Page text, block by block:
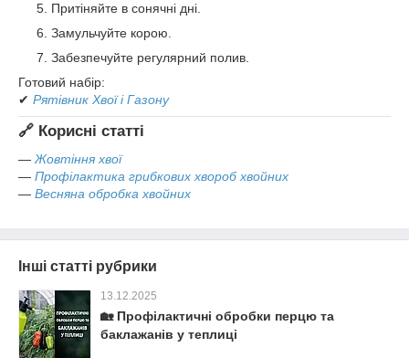
Притіняйте в сонячні дні.
Замульчуйте корою.
Забезпечуйте регулярний полив.
Готовий набір:
✔ Рятівник Хвої і Газону
🔗 Корисні статті
— Жовтіння хвої
— Профілактика грибкових хвороб хвойних
— Весняна обробка хвойних
Інші статті рубрики
13.12.2025
🏡 Профілактичні обробки перцю та
баклажанів у теплиці